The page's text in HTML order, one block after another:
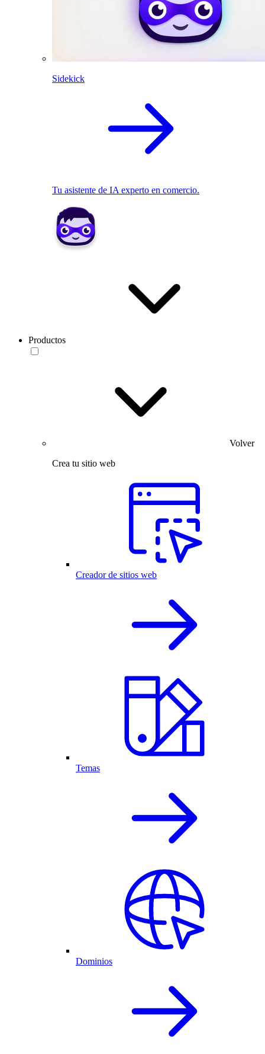
Sidekick
Tu asistente de IA experto en comercio.
Productos
Volver
Crea tu sitio web
Creador de sitios web
Temas
Dominios